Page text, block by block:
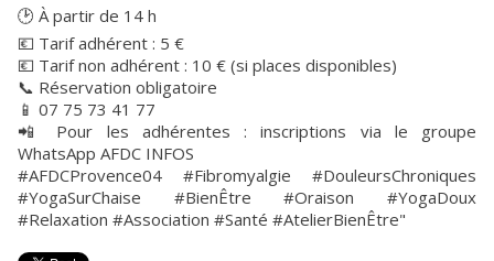
🕑 À partir de 14 h
💶 Tarif adhérent : 5 €
💶 Tarif non adhérent : 10 € (si places disponibles)
📞 Réservation obligatoire
📱 07 75 73 41 77
📲 Pour les adhérentes : inscriptions via le groupe
WhatsApp AFDC INFOS
#AFDCProvence04 #Fibromyalgie #DouleursChroniques
#YogaSurChaise #BienÊtre #Oraison #YogaDoux
#Relaxation #Association #Santé #AtelierBienÊtre"